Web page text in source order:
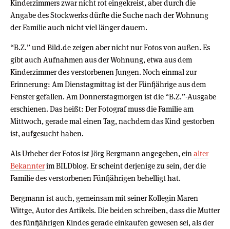
Kinderzimmers zwar nicht rot eingekreist, aber durch die
Angabe des Stockwerks dürfte die Suche nach der Wohnung
der Familie auch nicht viel länger dauern.
“B.Z.” und Bild.de zeigen aber nicht nur Fotos von außen. Es
gibt auch Aufnahmen aus der Wohnung, etwa aus dem
Kinderzimmer des verstorbenen Jungen. Noch einmal zur
Erinnerung: Am Dienstagmittag ist der Fünfjährige aus dem
Fenster gefallen. Am Donnerstagmorgen ist die “B.Z.”-Ausgabe
erschienen. Das heißt: Der Fotograf muss die Familie am
Mittwoch, gerade mal einen Tag, nachdem das Kind gestorben
ist, aufgesucht haben.
Als Urheber der Fotos ist Jörg Bergmann angegeben, ein alter
Bekannterim BILDblog. Er scheint derjenige zu sein, der die
Familie des verstorbenen Fünfjährigen behelligt hat.
Bergmann ist auch, gemeinsam mit seiner Kollegin Maren
Wittge, Autor des Artikels. Die beiden schreiben, dass die Mutter
des fünfjährigen Kindes gerade einkaufen gewesen sei, als der